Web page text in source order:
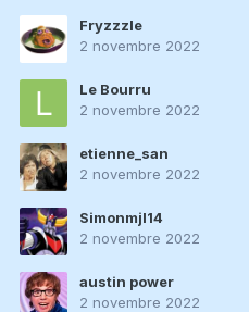
Fryzzzle
2 novembre 2022
Le Bourru
2 novembre 2022
etienne_san
2 novembre 2022
Simonmjl14
2 novembre 2022
austin power
2 novembre 2022